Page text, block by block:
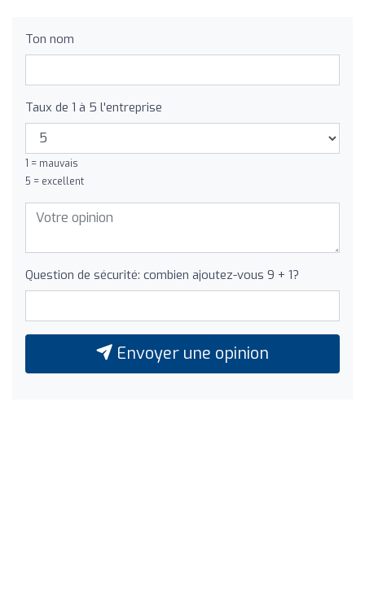
Ton nom
Taux de 1 à 5 l'entreprise
1 = mauvais
5 = excellent
Question de sécurité: combien ajoutez-vous 9 + 1?
Envoyer une opinion